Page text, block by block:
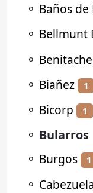
⚬ Baños de
⚬ Bellmunt
⚬
⚬ Biañez 1
⚬ Bicorp 1
⚬ Bularros
⚬ Burgos 1
⚬